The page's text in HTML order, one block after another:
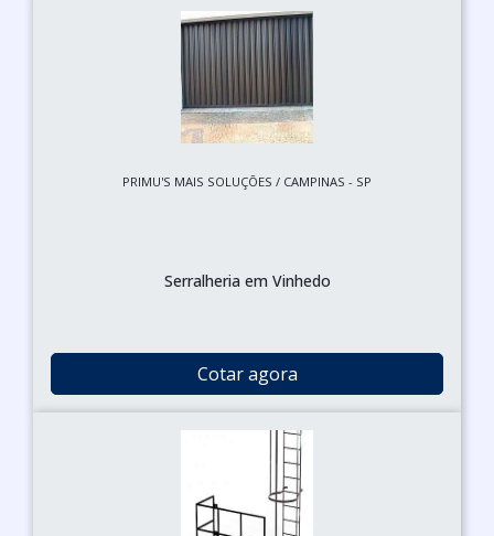
PRIMU'S MAIS SOLUÇÕES / CAMPINAS - SP
Serralheria em Vinhedo
Cotar agora